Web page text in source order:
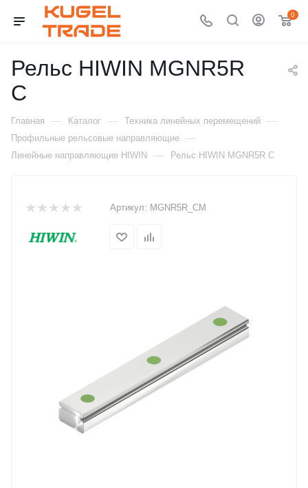
0
Рельс HIWIN MGNR5R
C
Главная — Каталог — Техника линейных перемещений —
Профильные рельсовые направляющие —
Линейные направляющие HIWIN — Рельс HIWIN MGNR5R C
Артикул: MGNR5R_CM